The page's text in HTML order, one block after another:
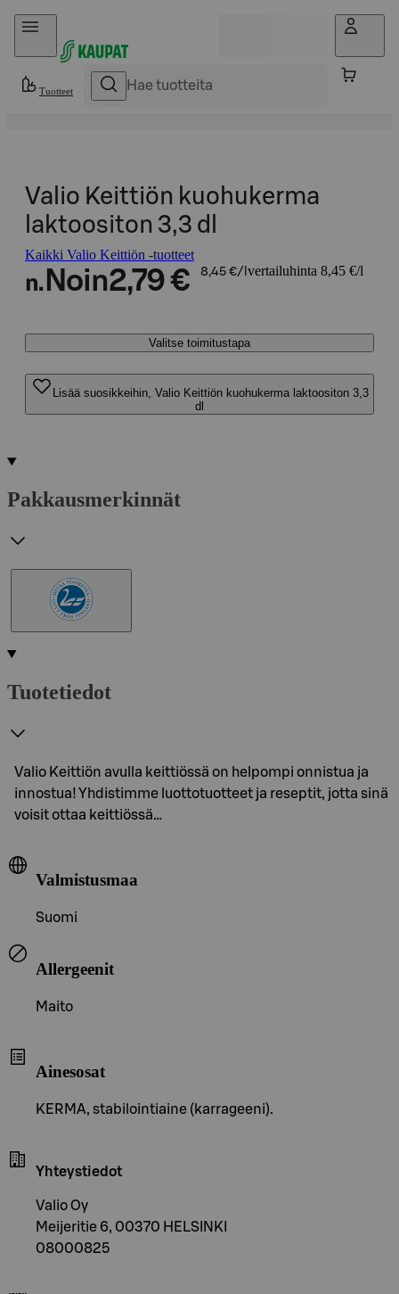
Hyppää sisältöön
Tuotteet
Valio Keittiön kuohukerma
laktoositon 3,3 dl
Kaikki Valio Keittiön -tuotteet
n. Noin2,79 € 8,45 €/l vertailuhinta 8,45 €/l
Valitse toimitustapa
Lisää suosikkeihin, Valio Keittiön kuohukerma laktoositon 3,3
dl
Pakkausmerkinnät
Tuotetiedot
Valio Keittiön avulla keittiössä on helpompi onnistua ja
innostua! Yhdistimme luottotuotteet ja reseptit, jotta sinä
voisit ottaa keittiössä…
Valmistusmaa
Suomi
Allergeenit
Maito
Ainesosat
KERMA, stabilointiaine (karrageeni).
Yhteystiedot
Valio Oy
Meijeritie 6, 00370 HELSINKI
08000825